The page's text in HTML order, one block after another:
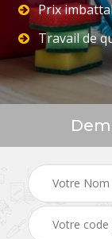
Prix
Travail de